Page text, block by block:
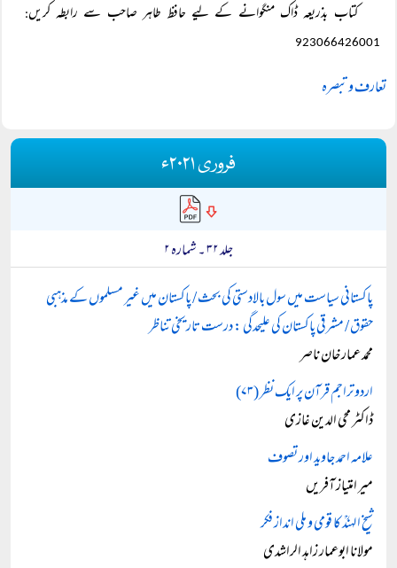
‎کتاب بذریعہ ڈاک منگوانے کے لیے حافظ طاہر صاحب سے رابطہ کریں
:
923066426001
تعارف و تبصرہ
فروری ۲۰۲۱ء
جلد ۳۲ ۔ شمارہ ۲
پاکستانی سیاست میں سول بالادستی کی بحث / پاکستان میں غیر مسلموں کے مذہبی
حقوق / مشرقی پاکستان کی علیحدگی : درست تاریخی تناظر
محمد عمار خان ناصر
اردو تراجم قرآن پر ایک نظر (۷۳)
ڈاکٹر محی الدین غازی
علامہ احمد جاوید اور تصوف
میر امتیاز آفریں
شیخ الہندؒ کا قومی و ملی انداز فکر
مولانا ابوعمار زاہد الراشدی